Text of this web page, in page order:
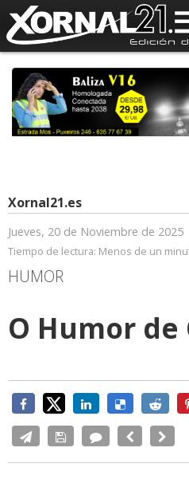
Xornal21.es
Jueves, 20 de Noviembre de 2025
Tiempo de lectura: Menos de un
HUMOR
O Humor de